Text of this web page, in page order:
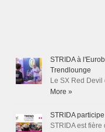
STRIDA à
Trendlounge
Le SX Red
More »
STRIDA
STRIDA est